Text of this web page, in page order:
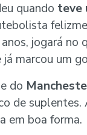
quando teve
jogará no
marcou um
do
de
em boa forma.